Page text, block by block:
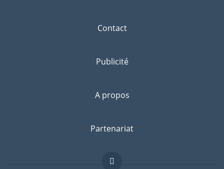
Contact
Publicité
A propos
Partenariat